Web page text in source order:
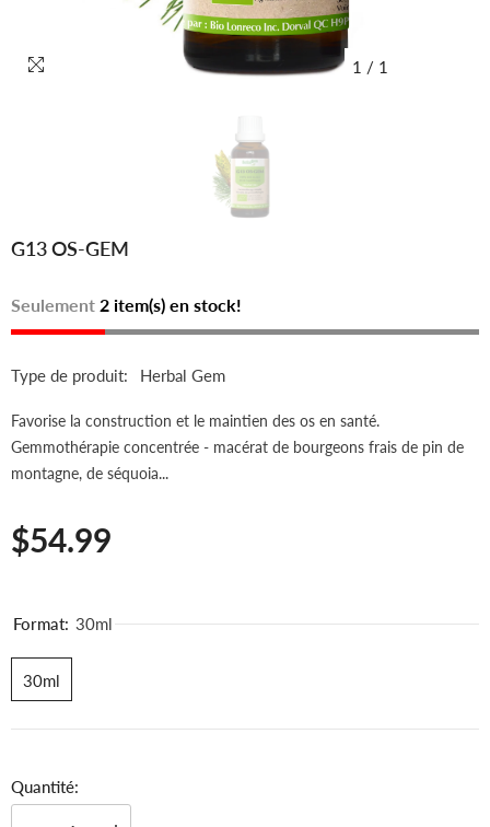
1 / 1
G13 OS-GEM
Seulement 2 item(s) en stock!
Type de produit: Herbal Gem
Favorise la construction et le maintien des os en santé.
Gemmothérapie concentrée - macérat de bourgeons frais de pin de
montagne, de séquoia...
$54.99
Format: 30ml
30ml
Quantité: